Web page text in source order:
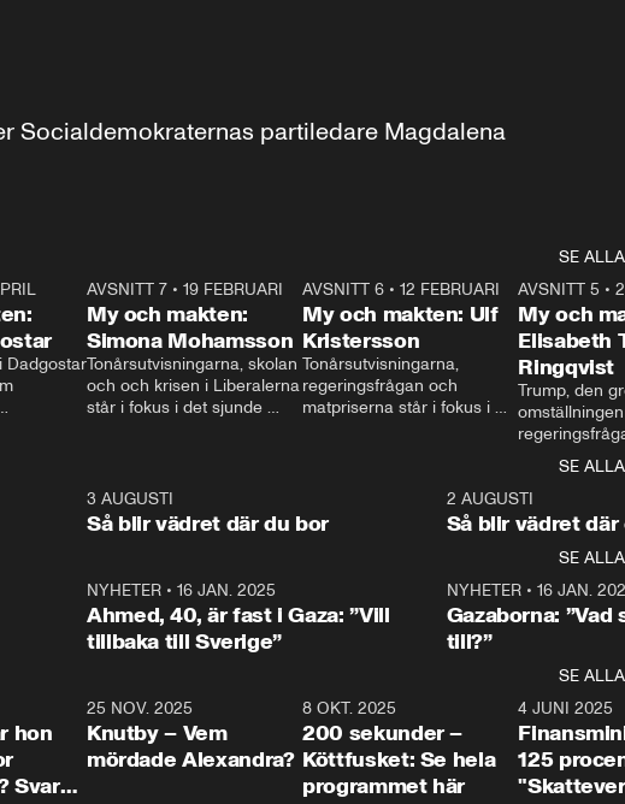
Socialdemokraternas partiledare Magdalena
SE ALLA
Dadgostar
Ska vi
vi förstås
24:30
AVSNITT 7• 19 FEBRUARI
My och makten:
Simona Mohamsson
Tonårsutvisningarna, skolan
och och krisen i Liberalerna
står i fokus i det sjunde
kommentator My
Rohwedder ställer
utbildnings- och
Mohamsson till svars.
27:30
AVSNITT 6 •12 FEBRUARI
My och makten: Ulf
Kristersson
Tonårsutvisningarna,
regeringsfrågan och
matpriserna står i fokus i
Rohwedder ställer
statsminister Ulf Kristersson
AVSNITT 5 •
My och
Elisabeth
Ringqvist
Trump, den
centrum i
avsnittet av
Makten”. Se
Aftonbladets
Rohwedder
Thand Ring
SE ALLA
3 AUGUSTI
Så blir vädret där du bor
2 AUGUSTI
Så blir vädret där
SE ALLA
NYHETER• 16 JAN. 2025
Ahmed, 40, är fast i Gaza: ”Vill
tillbaka till Sverige”
NYHETER• 16 JAN.
Gazaborna:
till?”
SE ALLA
hon
Svar
31:05
25 NOV. 2025
Knutby – Vem
mördade Alexandra?
4:29
8 OKT. 2025
200 sekunder –
Köttfusket: Se hela
programmet här
4 JUNI 2025
125